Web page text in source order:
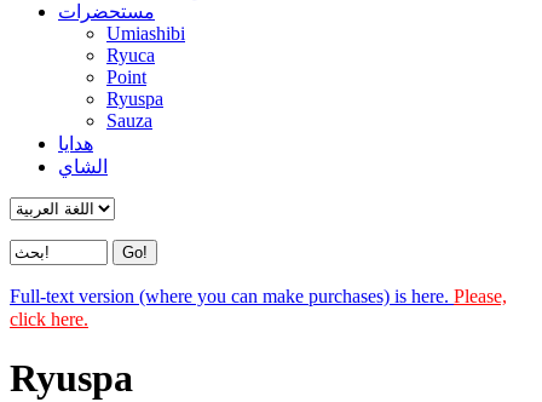
مستحضرات
Umiashibi
Ryuca
Point
Ryuspa
Sauza
هدايا
الشاي
Full-text version (where you can make purchases) is here. Please,
click here.
Ryuspa